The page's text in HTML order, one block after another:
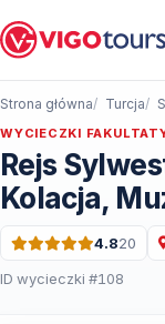
Strona główna Turcja
WYCIECZKI
Rejs
Kolacja,
Ocena: 4.8 na 5 · 20
4.820
ID wycieczki #108